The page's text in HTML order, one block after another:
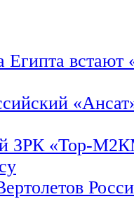
Египта встают
ЗРК «Тор-